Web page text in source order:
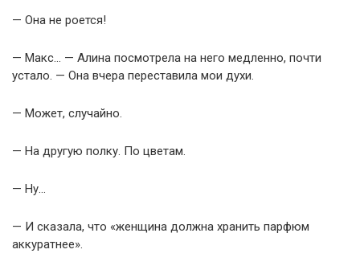
— Она не роется!
— Макс… — Алина посмотрела на него медленно, почти
устало. — Она вчера переставила мои духи.
— Может, случайно.
— На другую полку. По цветам.
— Ну…
— И сказала, что «женщина должна хранить парфюм
аккуратнее».